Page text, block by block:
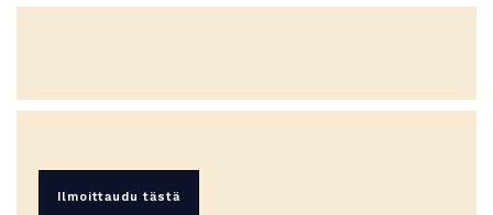
Ilmoittaudu tästä